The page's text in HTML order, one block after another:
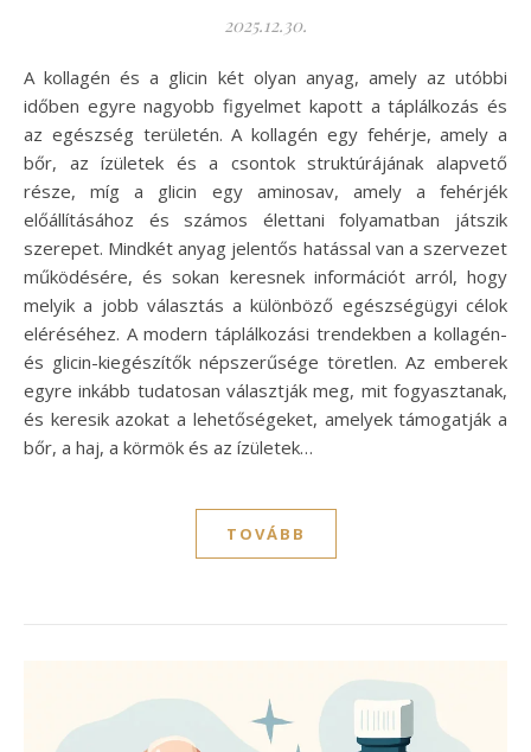
2025.12.30.
A kollagén és a glicin két olyan anyag, amely az utóbbi
időben egyre nagyobb figyelmet kapott a táplálkozás és
az egészség területén. A kollagén egy fehérje, amely a
bőr, az ízületek és a csontok struktúrájának alapvető
része, míg a glicin egy aminosav, amely a fehérjék
előállításához és számos élettani folyamatban játszik
szerepet. Mindkét anyag jelentős hatással van a szervezet
működésére, és sokan keresnek információt arról, hogy
melyik a jobb választás a különböző egészségügyi célok
eléréséhez. A modern táplálkozási trendekben a kollagén-
és glicin-kiegészítők népszerűsége töretlen. Az emberek
egyre inkább tudatosan választják meg, mit fogyasztanak,
és keresik azokat a lehetőségeket, amelyek támogatják a
bőr, a haj, a körmök és az ízületek…
TOVÁBB